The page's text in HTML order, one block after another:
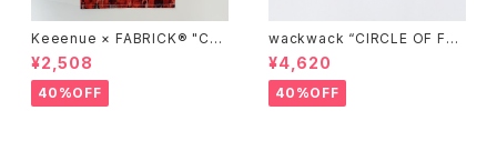
Keeenue × FABRICK®︎ "CO
MPACT SHOPPING BAG" st
acks Exclusive model
¥2,508
40%OFF
wackwack “CIRCLE OF FRI
ENDS” L/S TEE
¥4,620
40%OFF